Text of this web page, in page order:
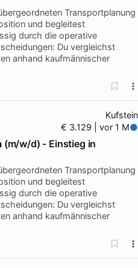
Transportplanung
und begleitest
durch die operative
Du vergleichst
anhand kaufmännischer
Kufstein
€ 3.129 | vor 1 M
(m/w/d) - Einstieg in
Transportplanung
und begleitest
durch die operative
Du vergleichst
anhand kaufmännischer